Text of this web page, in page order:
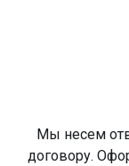
Мы несем
договору.